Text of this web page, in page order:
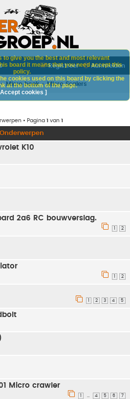
Aanmelden
Registreer
Micro hoek Micro Scalers
• Pagina 1 van 1
Onderwerpen
K10
2a6 RC bouwverslag.
2
1 2
2 3 4 5
Micro crawler
1 … 4 5 6 7
to give you the best and most relevant
board it means that you need accept this
policy.
cookies used on this board by clicking the
at the bottom of the page.
Accept cookies ]